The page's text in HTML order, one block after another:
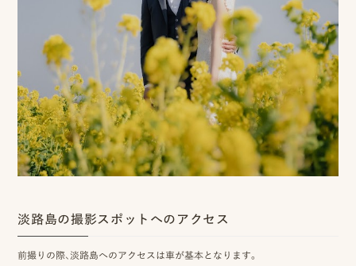
淡路島の撮影スポットへのアクセス
前撮りの際、淡路島へのアクセスは車が基本となります。